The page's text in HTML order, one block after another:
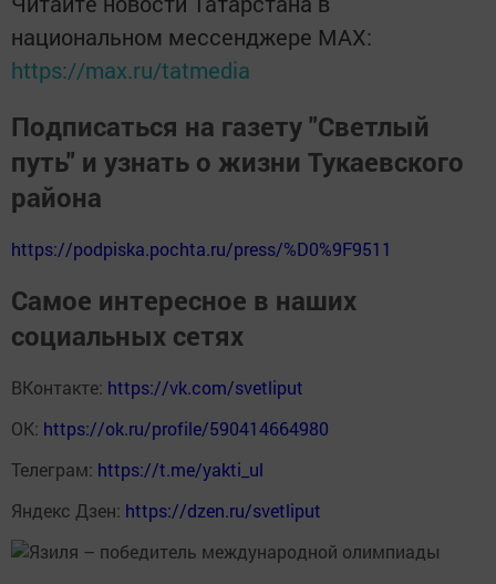
национальном мессенджере MАХ:
https://max.ru/tatmedia
Подписаться на газету "Светлый
путь" и узнать о жизни Тукаевского
района
https://podpiska.pochta.ru/press/%D0%9F9511
Самое интересное в наших
социальных сетях
ВКонтакте: https://vk.com/svetliput
ОК: https://ok.ru/profile/590414664980
Телеграм: https://t.me/yakti_ul
Яндекс Дзен: https://dzen.ru/svetliput